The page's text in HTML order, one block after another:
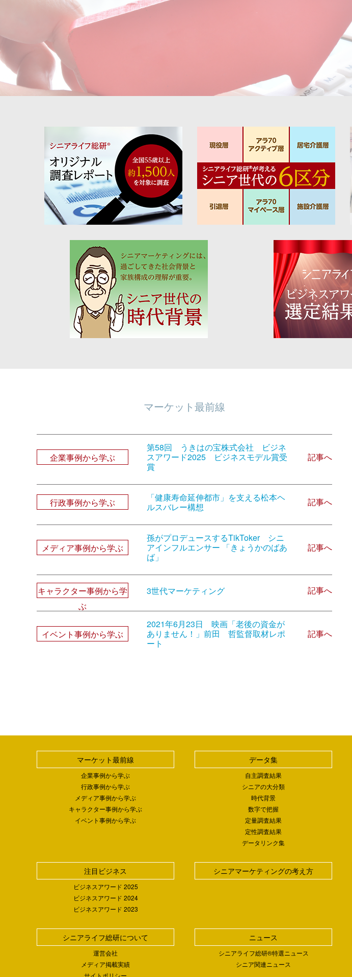
マーケット最前線
企業事例から学ぶ
第58回 うきはの宝株式会社 ビジネ
スアワード2025 ビジネスモデル賞受
賞
記事へ
行政事例から学ぶ
「健康寿命延伸都市」を支える松本ヘ
ルスバレー構想
記事へ
メディア事例から学ぶ
孫がプロデュースするTikToker シニ
アインフルエンサー 「きょうかのばあ
ば」
記事へ
キャラクター事例から学
ぶ
3世代マーケティング 記事へ
イベント事例から学ぶ
2021年6月23日 映画「老後の資金が
ありません！」前田 哲監督取材レポ
ート
記事へ
マーケット最前線
企業事例から学ぶ
行政事例から学ぶ
メディア事例から学ぶ
キャラクター事例から学ぶ
イベント事例から学ぶ
データ集
自主調査結果
シニアの大分類
時代背景
数字で把握
定量調査結果
定性調査結果
データリンク集
注目ビジネス
ビジネスアワード 2025
ビジネスアワード 2024
ビジネスアワード 2023
シニアマーケティングの考え方
シニアライフ総研について
運営会社
メディア掲載実績
サイトポリシー
ニュース
シニアライフ総研®特選ニュース
シニア関連ニュース